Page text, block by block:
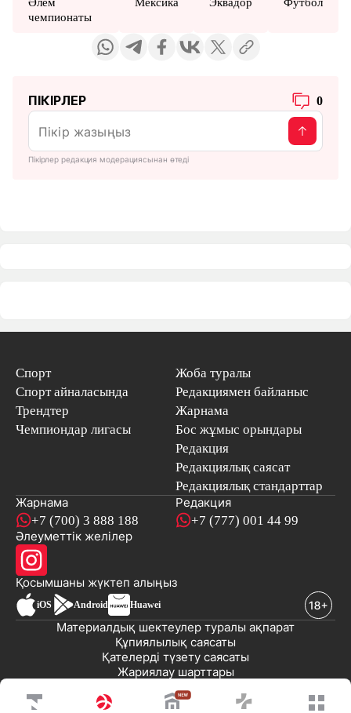
чемпионаты
ПІКІРЛЕР 0
Пікірлер редакция модерациясынан өтеді
Спорт
Спорт айналасында
Трендтер
Чемпиондар лигасы
Жоба туралы
Редакциямен байланыс
Жарнама
Бос жұмыс орындары
Редакция
Редакциялық саясат
Редакциялық стандарттар
Жарнама
+7 (700) 3 888 188
Редакция
+7 (777) 001 44 99
Әлеуметтік желілер
Қосымшаны жүктеп алыңыз
iOS Android Huawei
Жариялау шарттары
Қателерді түзету саясаты
Құпиялылық саясаты
Материалдық шектеулер туралы ақпарат
© 2008-2026 «EML» ЖШС